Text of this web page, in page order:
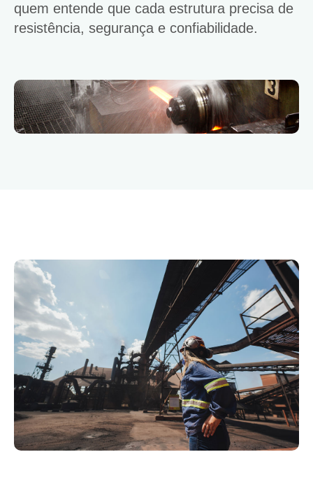
quem entende que cada estrutura precisa de
resistência, segurança e confiabilidade.